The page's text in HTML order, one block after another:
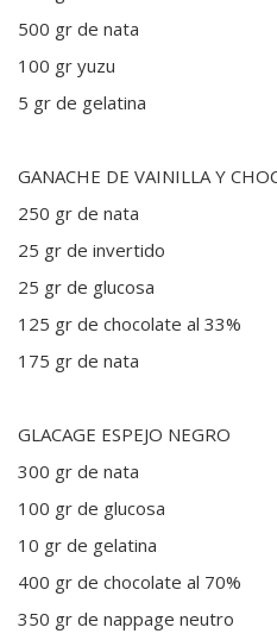
500 gr de nata
100 gr yuzu
5 gr de gelatina
GANACHE DE VAINILLA Y
250 gr de nata
25 gr de invertido
25 gr de glucosa
125 gr de chocolate al 33%
175 gr de nata
GLACAGE ESPEJO NEGRO
300 gr de nata
100 gr de glucosa
10 gr de gelatina
400 gr de chocolate al 70%
350 gr de nappage neutro